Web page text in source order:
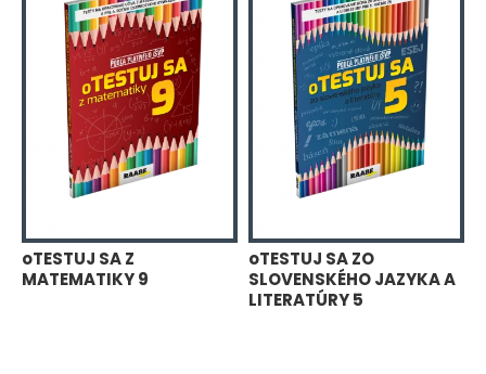
oTESTUJ SA Z
MATEMATIKY 9
oTESTUJ SA ZO
SLOVENSKÉHO JAZYKA A
LITERATÚRY 5